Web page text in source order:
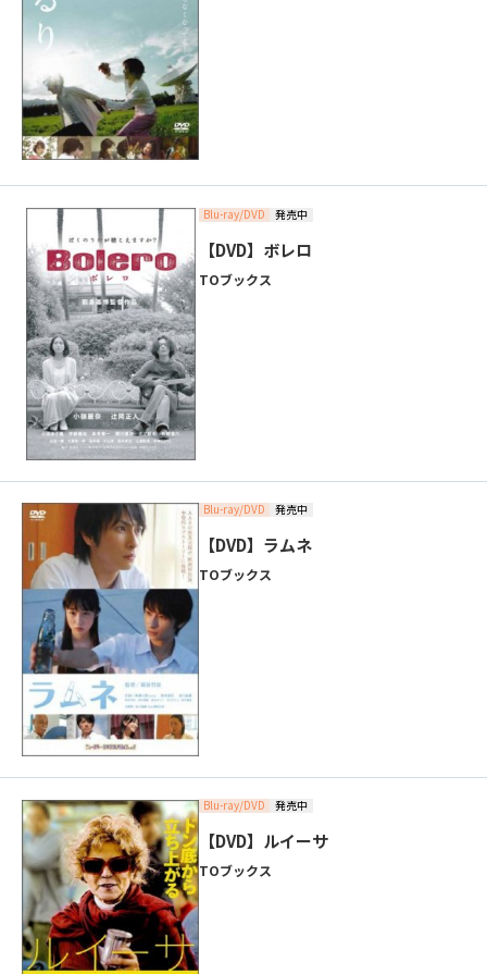
Blu-ray/DVD 発売中
【DVD】ボレロ
TOブックス
Blu-ray/DVD 発売中
【DVD】ラムネ
TOブックス
Blu-ray/DVD 発売中
【DVD】ルイーサ
TOブックス